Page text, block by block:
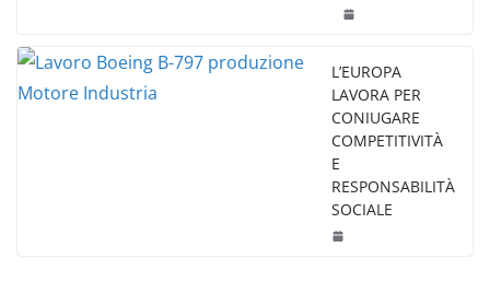
L’EUROPA
LAVORA PER
CONIUGARE
COMPETITIVITÀ
E
RESPONSABILITÀ
SOCIALE